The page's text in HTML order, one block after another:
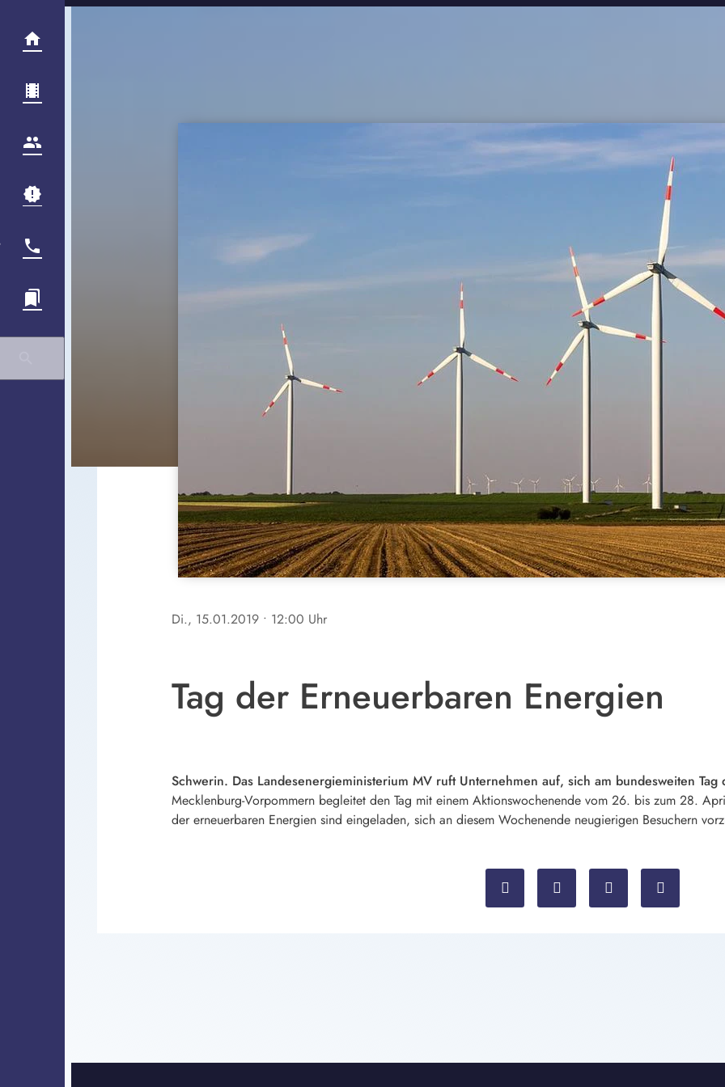
Di., 15.01.2019 • 12:00 Uhr
Tag der Erneuerbaren Energien
Schwerin. Das Landesenergieministerium MV ruft Unternehmen auf, sich am bundesweiten
Mecklenburg-Vorpommern begleitet den Tag mit einem Aktionswochenende vom 26. bis zum 28.
der erneuerbaren Energien sind eingeladen, sich an diesem Wochenende neugierigen Besuchern